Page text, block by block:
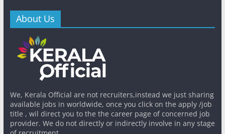
About Us
We, Kerala Official are not recruiters,instead we just sharing
available jobs in worldwide, once you click on the apply /job
title , wil direct you to the the career page of concerned job
provider. We do not directly or indirectly involve in any stage